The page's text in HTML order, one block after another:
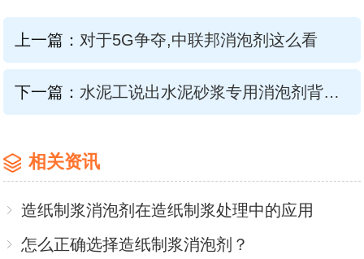
上一篇： 对于5G争夺,中联邦消泡剂这么看
下一篇： 水泥工说出水泥砂浆专用消泡剂背后的心酸!
相关资讯
造纸制浆消泡剂在造纸制浆处理中的应用
怎么正确选择造纸制浆消泡剂？